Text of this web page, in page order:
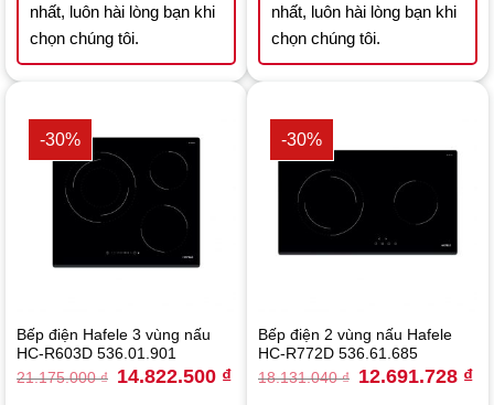
nhất, luôn hài lòng bạn khi
chọn chúng tôi.
nhất, luôn hài lòng bạn khi
chọn chúng tôi.
-30%
Bếp điện Hafele 3 vùng nấu
HC-R603D 536.01.901
21.175.000₫ Original
price
14.822.500 ₫Current
price
-30%
Bếp điện 2 vùng nấu Hafele
HC-R772D 536.61.685
18.131.040₫ Original
price
12.691.728 ₫